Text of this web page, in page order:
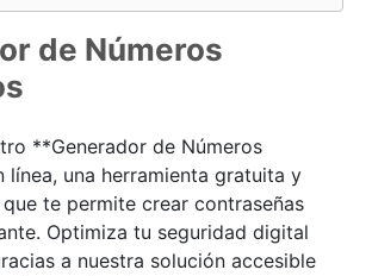
de Números
**Generador de Números
línea, una herramienta gratuita y
te permite crear contraseñas
Optimiza tu seguridad digital
a nuestra solución accesible